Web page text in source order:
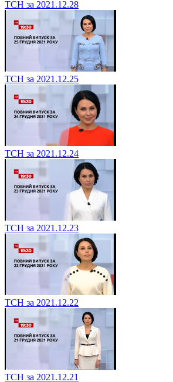
ТСН за 2021.12.28
ТСН за 2021.12.25
ТСН за 2021.12.24
ТСН за 2021.12.23
ТСН за 2021.12.22
ТСН за 2021.12.21